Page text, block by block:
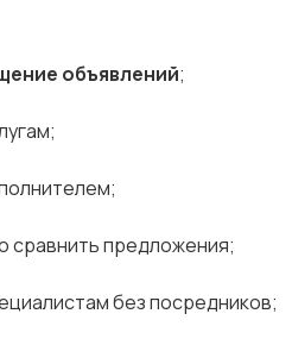
объявлений;
сравнить предложения;
без посредников;